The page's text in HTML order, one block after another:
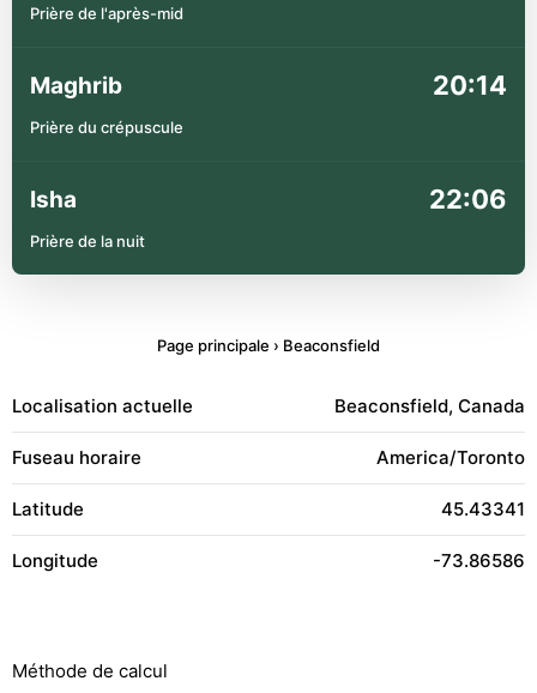
Prière de l'après-mid
Maghrib 20:14
Prière du crépuscule
Isha 22:06
Prière de la nuit
Page principale › Beaconsfield
Localisation actuelle Beaconsfield, Canada
Fuseau horaire America/Toronto
Latitude 45.43341
Longitude -73.86586
Méthode de calcul